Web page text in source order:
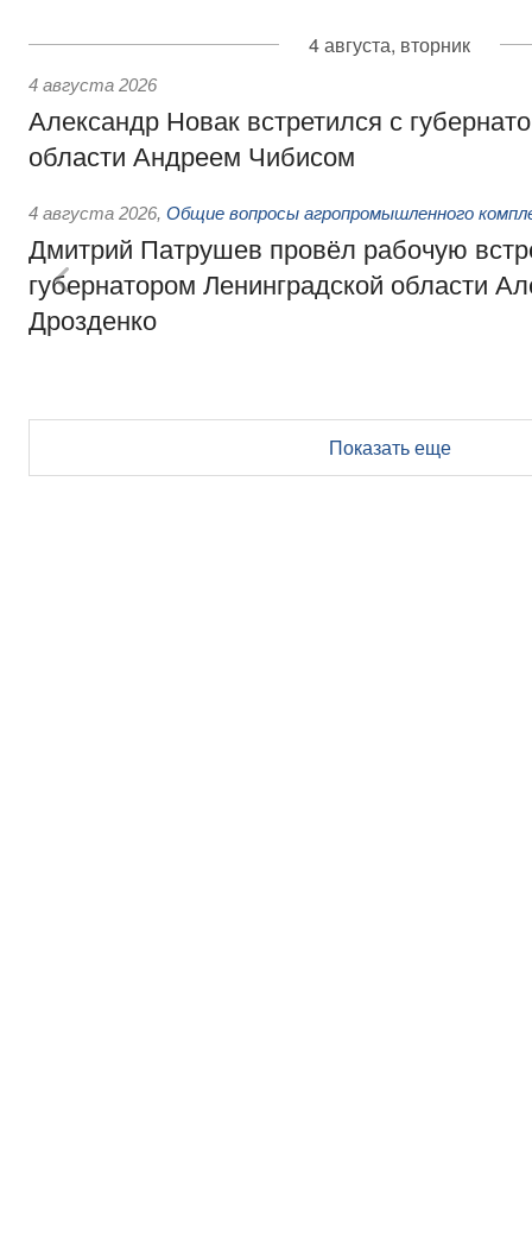
4 августа, вторник
4 августа 2026
Александр Новак встретился с
области Андреем Чибисом
4 августа 2026, Общие вопросы агропромышленного
Дмитрий Патрушев провёл рабочую
губернатором Ленинградской области
Дрозденко
Показать еще